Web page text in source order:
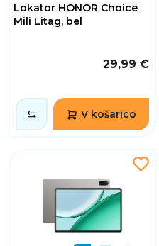
Lokator HONOR Choice
Mili Litag, bel
29,99 €
V košarico